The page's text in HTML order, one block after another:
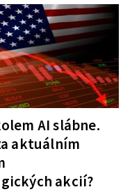
AI slábne.
aktuálním
akcií?